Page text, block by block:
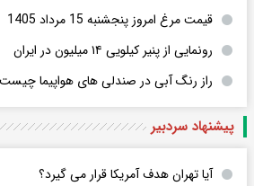
قیمت مرغ امروز پنجشنبه 15 مرداد 1405
رونمایی از پنیر کیلویی ۱۴ میلیون در ایران
راز رنگ آبی در صندلی های هواپیما
پیشنهاد سردبیر
آیا تهران هدف آمریکا قرار می گیرد؟